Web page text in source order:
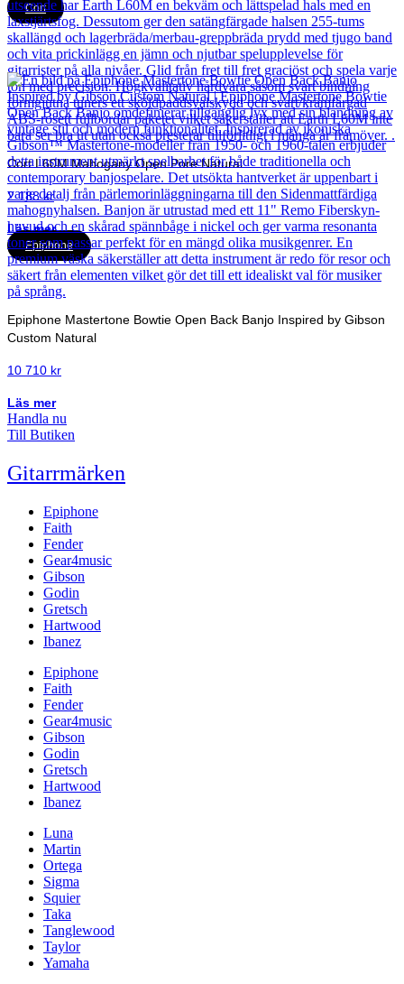
Cort
Cort L60M Mahogany Open Pore Natural
2 188kr
Läs mer
Epiphone
Epiphone Mastertone Bowtie Open Back Banjo Inspired by Gibson
Custom Natural
10 710 kr
Läs mer
Handla nu
Till Butiken
Gitarrmärken
Epiphone
Faith
Fender
Gear4music
Gibson
Godin
Gretsch
Hartwood
Ibanez
Epiphone
Faith
Fender
Gear4music
Gibson
Godin
Gretsch
Hartwood
Ibanez
Luna
Martin
Ortega
Sigma
Squier
Taka
Tanglewood
Taylor
Yamaha